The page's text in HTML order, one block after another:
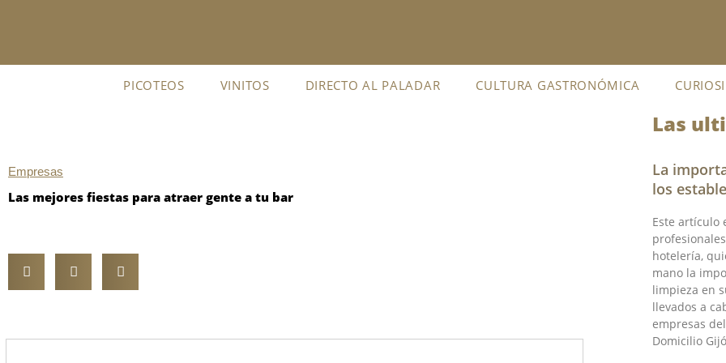
PICOTEOS VINITOS DIRECTO AL PALADAR CULTURA GASTRONÓMICA
Empresas
Las mejores fiestas para atraer gente a tu bar
Las
La
los
Este artículo
hotelería,
mano la
limpieza en
llevados a
empresas
Domicilio